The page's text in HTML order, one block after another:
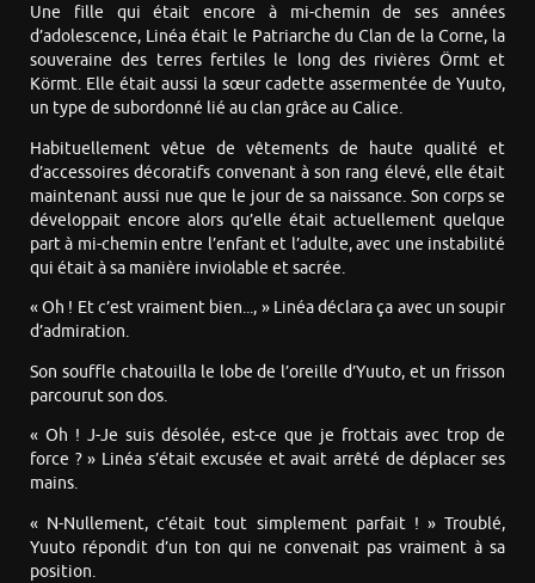
Une fille qui était encore à mi-chemin de ses années
d’adolescence, Linéa était le Patriarche du Clan de la Corne, la
souveraine des terres fertiles le long des rivières Örmt et
Körmt. Elle était aussi la sœur cadette assermentée de Yuuto,
un type de subordonné lié au clan grâce au Calice.
Habituellement vêtue de vêtements de haute qualité et
d’accessoires décoratifs convenant à son rang élevé, elle était
maintenant aussi nue que le jour de sa naissance. Son corps se
développait encore alors qu’elle était actuellement quelque
part à mi-chemin entre l’enfant et l’adulte, avec une instabilité
qui était à sa manière inviolable et sacrée.
« Oh ! Et c’est vraiment bien..., » Linéa déclara ça avec un soupir
d’admiration.
Son souffle chatouilla le lobe de l’oreille d’Yuuto, et un frisson
parcourut son dos.
« Oh ! J-Je suis désolée, est-ce que je frottais avec trop de
force ? » Linéa s’était excusée et avait arrêté de déplacer ses
mains.
« N-Nullement, c’était tout simplement parfait ! » Troublé,
Yuuto répondit d’un ton qui ne convenait pas vraiment à sa
position.